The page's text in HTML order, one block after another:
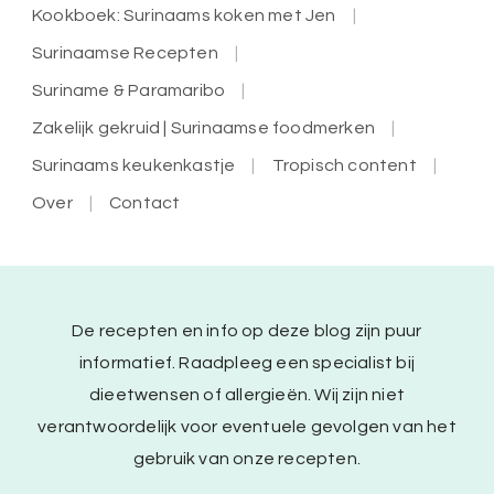
Kookboek: Surinaams koken met Jen
Surinaamse Recepten
Suriname & Paramaribo
Zakelijk gekruid | Surinaamse foodmerken
Surinaams keukenkastje Tropisch content
Over Contact
De recepten en info op deze blog zijn puur
informatief. Raadpleeg een specialist bij
dieetwensen of allergieën. Wij zijn niet
verantwoordelijk voor eventuele gevolgen van het
gebruik van onze recepten.